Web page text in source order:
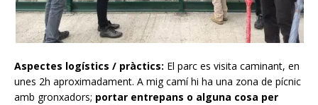
Aspectes logístics / pràctics: El parc es visita caminant, en
unes 2h aproximadament. A mig camí hi ha una zona de pícnic
amb gronxadors; portar entrepans o alguna cosa per